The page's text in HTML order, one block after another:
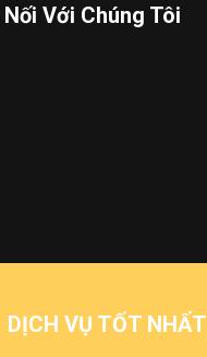
Với Chúng Tôi
DỊCH VỤ TỐT NHẤT